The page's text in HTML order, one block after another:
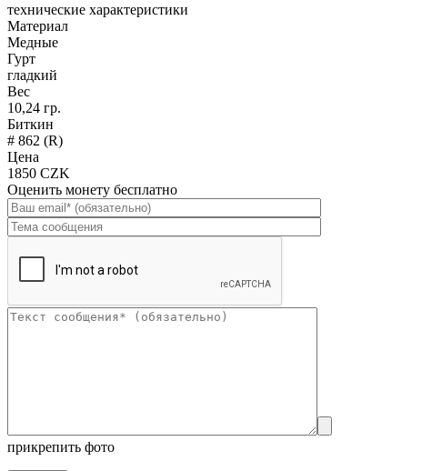
технические характеристики
Материал
Медные
Гурт
гладкий
Вес
10,24 гр.
Биткин
# 862 (R)
Цена
1850 CZK
Оценить монету бесплатно
прикрепить фото